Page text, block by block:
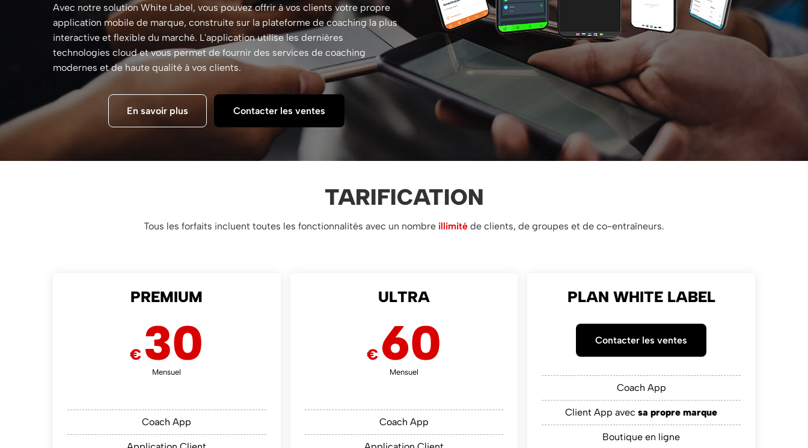
Avec notre solution White Label, vous pouvez offrir à vos clients votre propre
application mobile de marque, construite sur la plateforme de coaching la plus
interactive et flexible du marché. L'application utilise les dernières
technologies cloud et vous permet de fournir des services de coaching
modernes et de haute qualité à vos clients.
En savoir plus Contacter les ventes
TARIFICATION
Tous les forfaits incluent toutes les fonctionnalités avec un nombre illimité de clients, de groupes et de co-entraîneurs.
PREMIUM
€ 30
Mensuel
Coach App
ULTRA
€ 60
Mensuel
Coach App
PLAN WHITE LABEL
Contacter les ventes
Coach App
Client App avecsa propre marque
Boutique en ligne